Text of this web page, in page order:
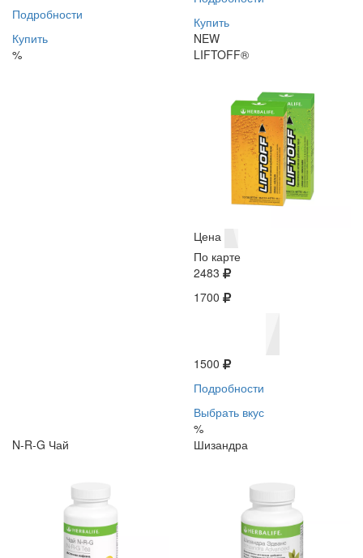
Подробности
Купить
%
Купить
NEW
LIFTOFF®
Цена
По карте
2483
1700
1500
Подробности
Выбрать вкус
%
N-R-G Чай
Шизандра